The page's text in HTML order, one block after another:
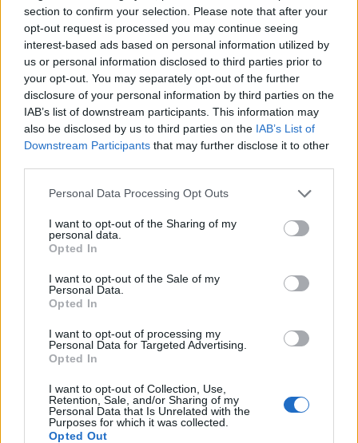
section to confirm your selection. Please note that after your
opt-out request is processed you may continue seeing
interest-based ads based on personal information utilized by
us or personal information disclosed to third parties prior to
your opt-out. You may separately opt-out of the further
disclosure of your personal information by third parties on the
IAB’s list of downstream participants. This information may
also be disclosed by us to third parties on the IAB’s List of
Downstream Participants that may further disclose it to other
Please note that this website/app uses one or more Google
not limited to your visit or usage behaviour. You may click to
grant or deny consent to Google and its third-party tags to
use your data for below specified purposes in below Google
consent section.
Personal Data Processing Opt Outs
I want to opt-out of the Sharing of my
personal data.
Opted In
I want to opt-out of the Sale of my
Personal Data.
Opted In
I want to opt-out of processing my
Personal Data for Targeted Advertising.
Opted In
I want to opt-out of Collection, Use,
Retention, Sale, and/or Sharing of my
Personal Data that Is Unrelated with the
Purposes for which it was collected.
Opted Out
αποκλείοντας τους υποστηριζόμενους από το Ιράν
αντιπάλους του. Απέσυρε τότε τους βουλευτές του
και άσκησε πιέσεις μέσω κινητοποιήσεων,
αντλώντας δύναμη από την σιιτική εργατική τάξη
όπου έχει μεγάλη επιρροή.
Στο τηλεοπτικό μήνυμά του, ο Μοκτάντα αλ Σαντρ
απειλείται η ζωή του.